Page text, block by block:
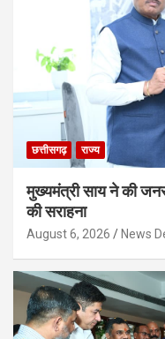
छत्तीसगढ़ राज्य
मुख्यमंत्री साय ने की
की सराहना
August 6, 2026 News